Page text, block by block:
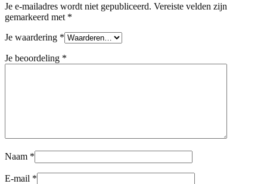
Je e-mailadres wordt niet gepubliceerd. Vereiste velden zijn
gemarkeerd met *
Je waardering *
Je beoordeling *
Naam *
E-mail *